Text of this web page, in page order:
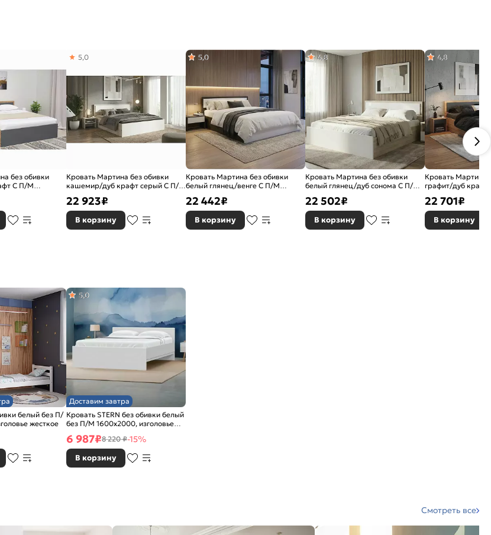
без обивки
С П/М
жесткое
Кровать Мартина без обивки
кашемир/дуб крафт серый С П/М
основание, изголовье жесткое
5,0
22 923₽
В корзину
Кровать Мартина без обивки
белый глянец/венге С П/М
основание, изголовье жесткое
5,0
22 442₽
В корзину
Кровать Мартина без обивки
белый глянец/дуб сонома С П/М
основание, изголовье жесткое
4,8
22 502₽
В корзину
Кровать Мартина
графит/дуб
основание,
4,8
22 701₽
В корзину
белый без П/
жесткое
Доставим завтра
Кровать STERN без обивки белый
без П/М 1600x2000, изголовье
5,0
6 987₽8 220 ₽-15%
В корзину
Смотреть все